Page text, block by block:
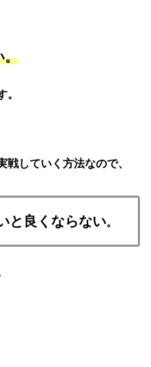
。
。
していく方法なので、
と良くならない。